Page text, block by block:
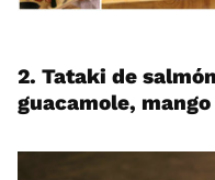
2. Tataki de
guacamole,